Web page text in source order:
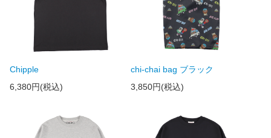
Chipple
6,380円(税込)
chi-chai bag ブラック
3,850円(税込)